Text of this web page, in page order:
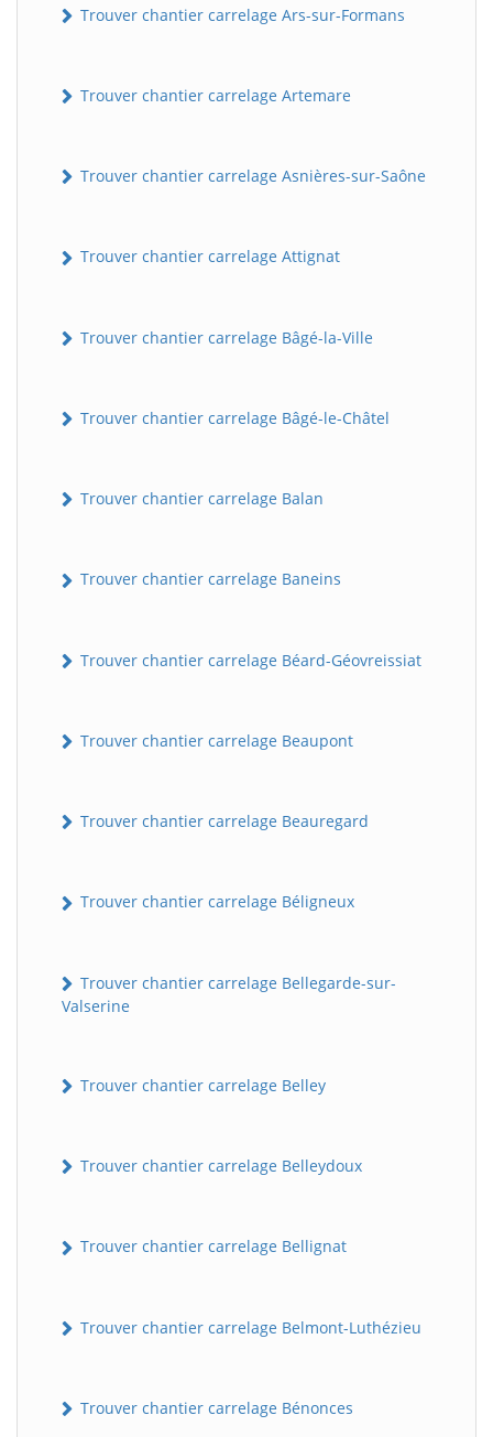
Trouver chantier carrelage Ars-sur-Formans
Trouver chantier carrelage Artemare
Trouver chantier carrelage Asnières-sur-Saône
Trouver chantier carrelage Attignat
Trouver chantier carrelage Bâgé-la-Ville
Trouver chantier carrelage Bâgé-le-Châtel
Trouver chantier carrelage Balan
Trouver chantier carrelage Baneins
Trouver chantier carrelage Béard-Géovreissiat
Trouver chantier carrelage Beaupont
Trouver chantier carrelage Beauregard
Trouver chantier carrelage Béligneux
Trouver chantier carrelage Bellegarde-sur-
Valserine
Trouver chantier carrelage Belley
Trouver chantier carrelage Belleydoux
Trouver chantier carrelage Bellignat
Trouver chantier carrelage Belmont-Luthézieu
Trouver chantier carrelage Bénonces